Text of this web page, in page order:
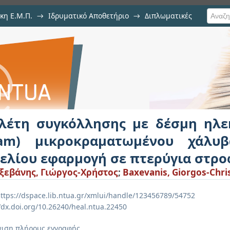
Ε.Μ.Π. → Ιδρυματικό Αποθετήριο → Διπλωματικές
με δέσμη
χάλυβα με υπερκράμα
συγκόλλησης με δέσμη
μικροκραματωμένου
εφαρμογή σε πτερύγια
Γιώργος-Χρήστος; Baxevanis, Giorgos-
dspace.lib.ntua.gr/xmlui/handle/123456789/54752
10.26240/heal.ntua.22450